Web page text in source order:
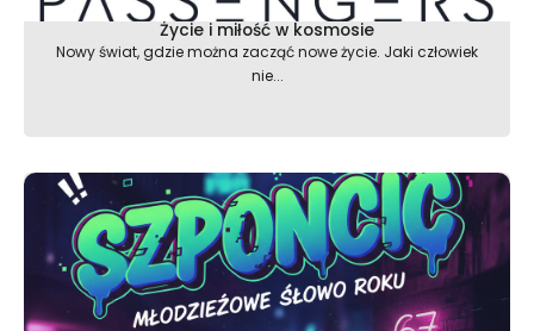
Życie i miłość w kosmosie
Nowy świat, gdzie można zacząć nowe życie. Jaki człowiek
nie...